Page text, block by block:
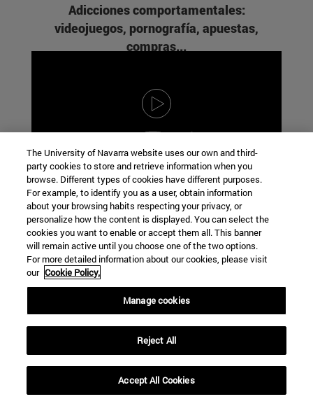
Adicciones comportamentales:
videojuegos, pornografía, apuestas,
compras...
¿Cómo afrontar la ansiedad?
Una historia del Trastorno por Déficit de
Atención e Hiperactividad (TDAH) en
adultos
The University of Navarra website uses our own and third-
party cookies to store and retrieve information when you
browse. Different types of cookies have different purposes.
For example, to identify you as a user, obtain information
about your browsing habits respecting your privacy, or
personalize how the content is displayed. You can select the
cookies you want to enable or accept them all. This banner
will remain active until you choose one of the two options.
For more detailed information about our cookies, please visit
our Cookie Policy.
Manage cookies
Reject All
Accept All Cookies